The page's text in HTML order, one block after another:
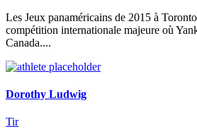
Les Jeux panaméricains de 2015 à
compétition internationale majeure où
Canada....
Dorothy Ludwig
Tir